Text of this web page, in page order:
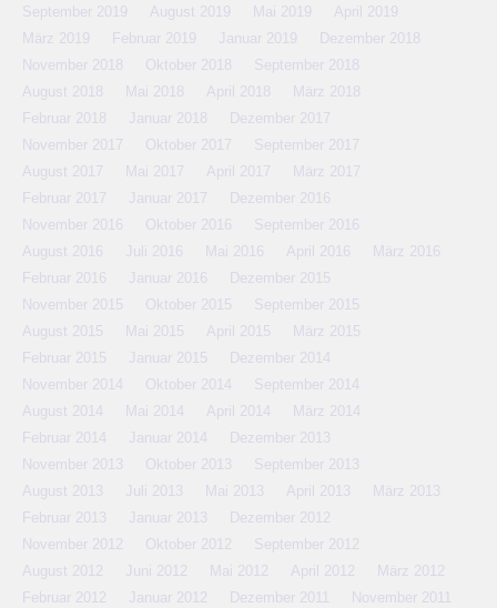
September 2019
August 2019 Mai 2019
April 2019
März 2019
Februar 2019 Januar 2019
Dezember 2018
November 2018
Oktober 2018
September 2018
August 2018
Mai 2018 April 2018
März 2018
Februar 2018
Januar 2018
Dezember 2017
November 2017
Oktober 2017
September 2017
August 2017
Mai 2017 April 2017
März 2017
Februar 2017
Januar 2017
Dezember 2016
November 2016
Oktober 2016
September 2016
August 2016
Juli 2016 Mai 2016 April 2016
März 2016
Februar 2016
Januar 2016
Dezember 2015
November 2015
Oktober 2015
September 2015
August 2015
Mai 2015 April 2015
März 2015
Februar 2015
Januar 2015
Dezember 2014
November 2014
Oktober 2014
September 2014
August 2014
Mai 2014 April 2014
März 2014
Februar 2014
Januar 2014
Dezember 2013
November 2013
Oktober 2013
September 2013
August 2013
Juli 2013 Mai 2013 April 2013
März 2013
Februar 2013
Januar 2013
Dezember 2012
November 2012
Oktober 2012
September 2012
August 2012
Juni 2012 Mai 2012 April 2012
März 2012
Februar 2012
Januar 2012 Dezember 2011 November 2011